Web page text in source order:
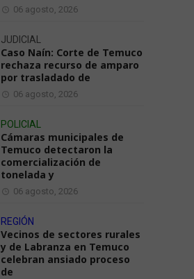
06 agosto, 2026
JUDICIAL
Caso Naín: Corte de Temuco
rechaza recurso de amparo
por trasladado de
06 agosto, 2026
POLICIAL
Cámaras municipales de
Temuco detectaron la
comercialización de
tonelada y
06 agosto, 2026
REGIÓN
Vecinos de sectores rurales
y de Labranza en Temuco
celebran ansiado proceso
de